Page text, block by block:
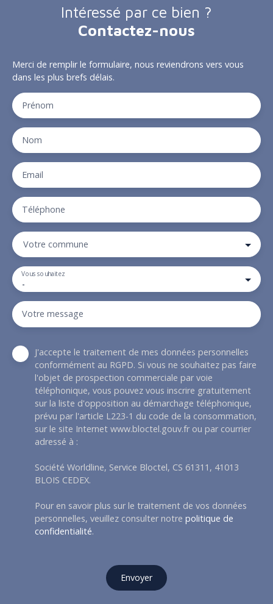
Intéressé par ce bien ?
Contactez-nous
Merci de remplir le formulaire, nous reviendrons vers vous
dans les plus brefs délais.
Prénom
Nom
Email
Téléphone
Votre commune
-
Vous souhaitez
Votre message
J'accepte le traitement de mes données personnelles
conformément au RGPD. Si vous ne souhaitez pas faire
l'objet de prospection commerciale par voie
téléphonique, vous pouvez vous inscrire gratuitement
sur la liste d'opposition au démarchage téléphonique,
prévu par l'article L223-1 du code de la consommation,
sur le site Internet www.bloctel.gouv.fr ou par courrier
adressé à :
Société Worldline, Service Bloctel, CS 61311, 41013
BLOIS CEDEX.
Pour en savoir plus sur le traitement de vos données
personnelles, veuillez consulter notre politique de
confidentialité.
Envoyer